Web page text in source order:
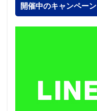
開催中のキャンペーン